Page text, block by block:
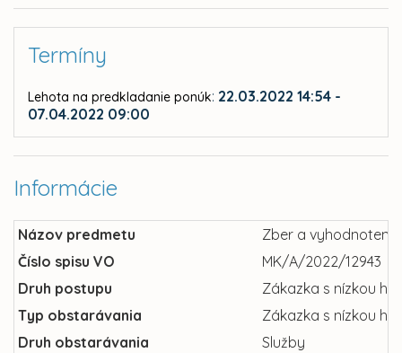
Termíny
Lehota na predkladanie ponúk: 22.03.2022 14:54 -
07.04.2022 09:00
Informácie
Názov predmetu
Zber a
Číslo spisu VO
MK/A/2022/12943
Druh postupu
Zákazka s nízkou
Typ obstarávania
Zákazka s nízkou
Druh obstarávania
Služby